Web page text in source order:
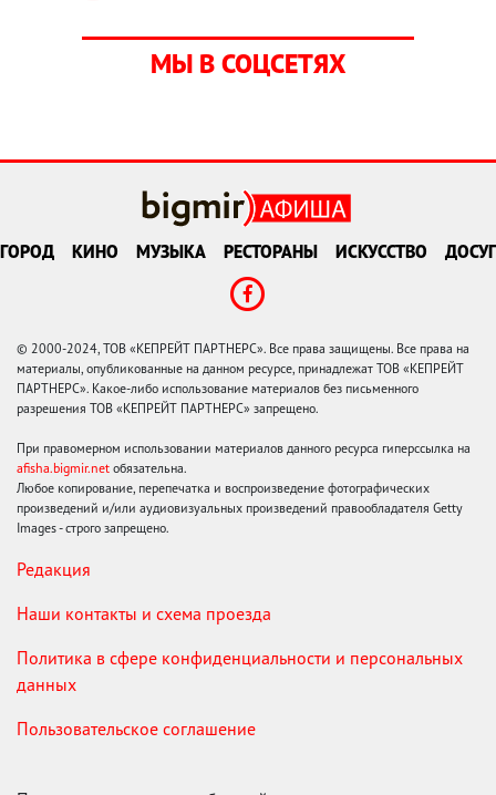
МЫ В СОЦСЕТЯХ
ГОРОД КИНО МУЗЫКА РЕСТОРАНЫ ИСКУССТВО ДОСУГ
© 2000-2024, ТОВ «КЕПРЕЙТ ПАРТНЕРС». Все права защищены. Все права на
материалы, опубликованные на данном ресурсе, принадлежат ТОВ «КЕПРЕЙТ
ПАРТНЕРС». Какое-либо использование материалов без письменного
разрешения ТОВ «КЕПРЕЙТ ПАРТНЕРС» запрещено.
При правомерном использовании материалов данного ресурса гиперссылка на
afisha.bigmir.net обязательна.
Любое копирование, перепечатка и воспроизведение фотографических
произведений и/или аудиовизуальных произведений правообладателя Getty
Images - строго запрещено.
Редакция
Наши контакты и схема проезда
Политика в сфере конфиденциальности и персональных
данных
Пользовательское соглашение